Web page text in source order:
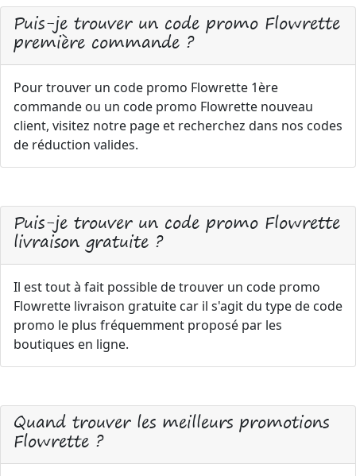
Puis-je trouver un code promo Flowrette
première commande ?
Pour trouver un code promo Flowrette 1ère
commande ou un code promo Flowrette nouveau
client, visitez notre page et recherchez dans nos codes
de réduction valides.
Puis-je trouver un code promo Flowrette
livraison gratuite ?
Il est tout à fait possible de trouver un code promo
Flowrette livraison gratuite car il s'agit du type de code
promo le plus fréquemment proposé par les
boutiques en ligne.
Quand trouver les meilleurs promotions
Flowrette ?